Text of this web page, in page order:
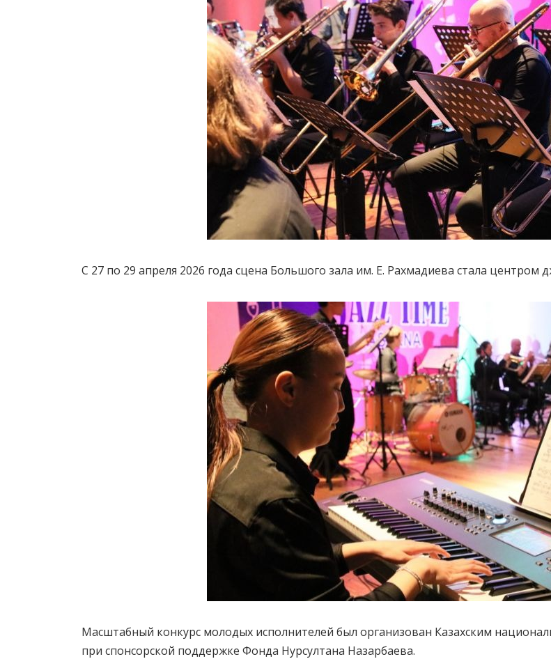
С 27 по 29 апреля 2026 года сцена Большого зала им. Е. Рахмадиева стала
Масштабный конкурс молодых исполнителей был организован Казахским
при спонсорской поддержке Фонда Нурсултана Назарбаева.